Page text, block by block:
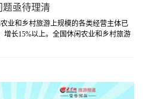
题亟待理清
业和乡村旅游上规模的各类经营主体已
增长15%以上。全国休闲农业和乡村旅游
亿元，从业人员845万，带动672万户